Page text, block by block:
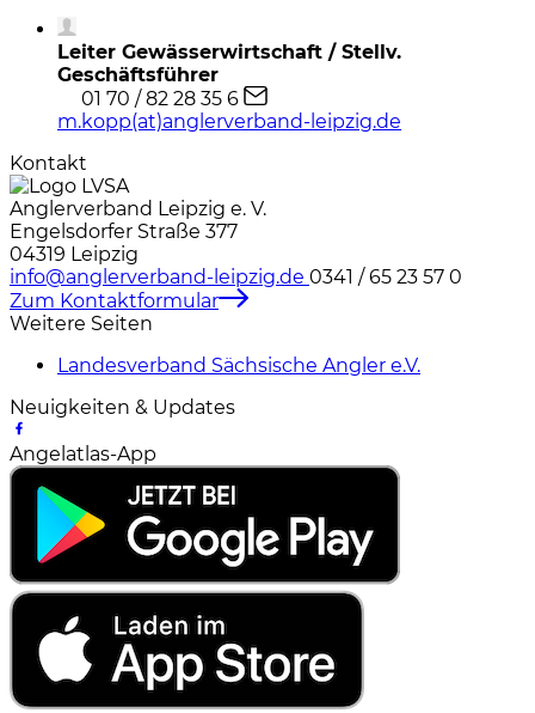
Leiter Gewässerwirtschaft / Stellv.
Geschäftsführer
01 70 / 82 28 35 6
m.kopp(at)anglerverband-leipzig.de
Kontakt
Anglerverband Leipzig e. V.
Engelsdorfer Straße 377
04319 Leipzig
info@anglerverband-leipzig.de 0341 / 65 23 57 0
Zum Kontaktformular
Weitere Seiten
Landesverband Sächsische Angler e.V.
Neuigkeiten & Updates
Angelatlas-App